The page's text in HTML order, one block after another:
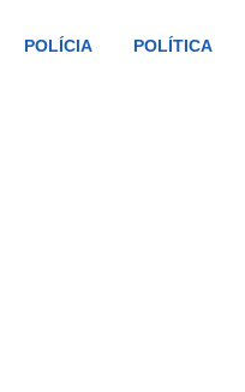
POLÍCIA POLÍTICA